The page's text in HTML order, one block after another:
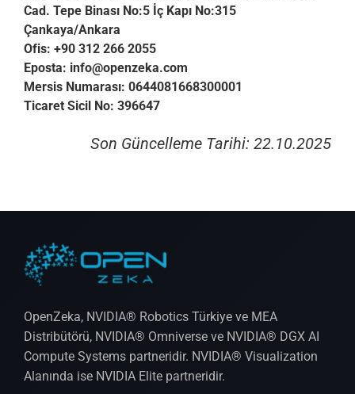
Cad. Tepe Binası No:5 İç Kapı No:315
Çankaya/Ankara
Ofis: +90 312 266 2055
Eposta: info@openzeka.com
Mersis Numarası: 0644081668300001
Ticaret Sicil No: 396647
Son Güncelleme Tarihi: 22.10.2025
OpenZeka, NVIDIA® Robotics Türkiye ve MEA
Distribütörü, NVIDIA® Omniverse ve NVIDIA® DGX AI
Compute Systems partneridir. NVIDIA® Visualization
Alanında ise NVIDIA Elite partneridir.